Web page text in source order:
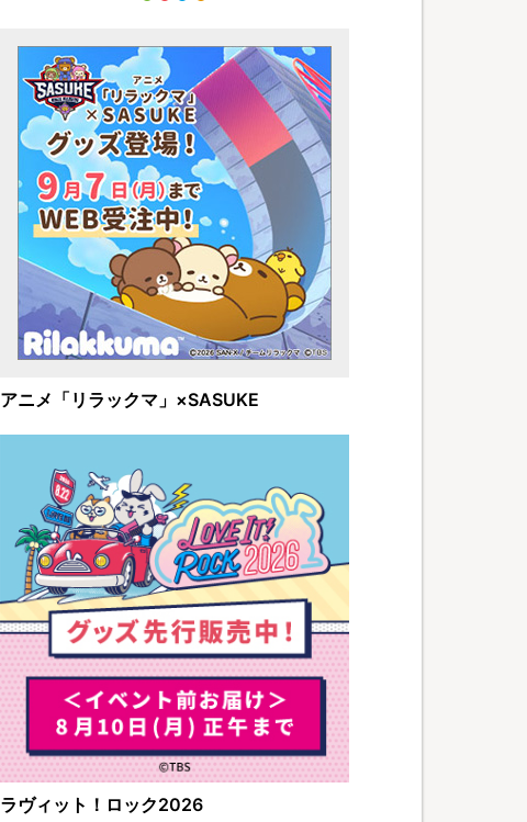
アニメ「リラックマ」×SASUKE
ラヴィット！ロック2026